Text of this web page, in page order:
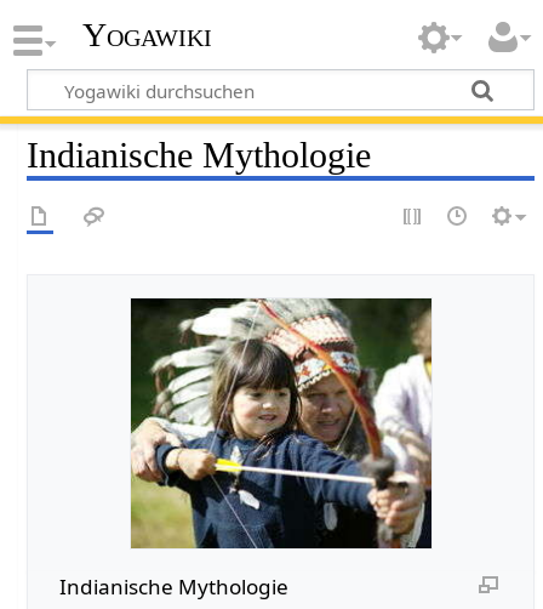
Yogawiki
Indianische Mythologie
Indianische Mythologie